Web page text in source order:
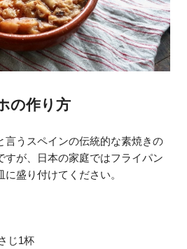
の作り方
言うスペインの伝統的な素焼きの
すが、日本の家庭ではフライパン
盛り付けてください。
じ1杯